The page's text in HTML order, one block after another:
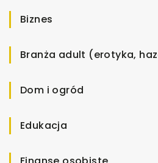
Biznes
Branża adult (erotyka,
Dom i ogród
Edukacja